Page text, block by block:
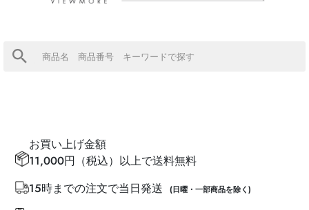
お買い上げ金額
11,000円（税込）以上で送料無料
15時までの注文で当日発送
(日曜・一部商品を除く)